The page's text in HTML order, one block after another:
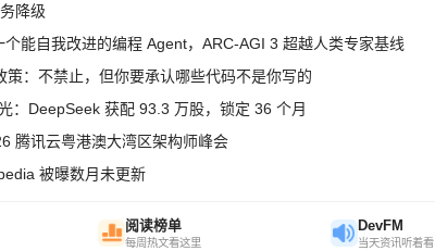
降级
能自我改进的编程 Agent，ARC-AGI 3 超越人类专家基线
策：不禁止，但你要承认哪些代码不是你写的
：DeepSeek 获配 93.3 万股，锁定 36 个月
腾讯云粤港澳大湾区架构师峰会
被曝数月未更新
阅读榜单
每周热文看这里
DevFM
当天资讯听着看